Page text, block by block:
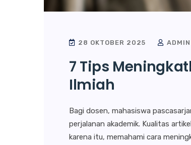
28 OKTOBER 2025 ADMIN
7 Tips
Ilmiah
Bagi dosen, mahasiswa
perjalanan akademik. Kualitas
karena itu, memahami cara